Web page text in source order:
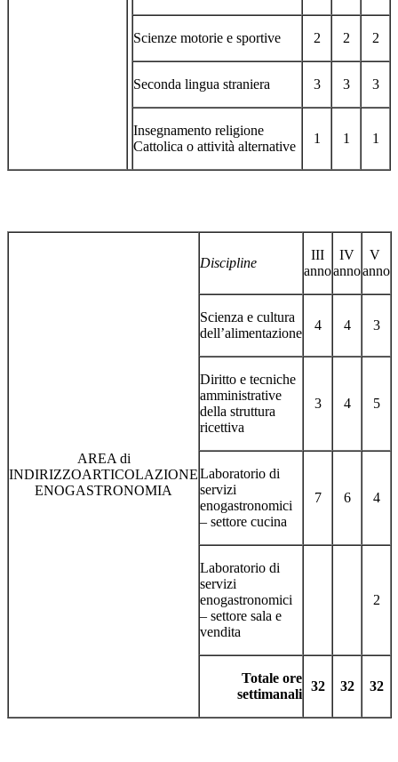
Scienze motorie e sportive 2 2 2
Seconda lingua straniera 3 3 3
Insegnamento religione
Cattolica o attività alternative
1 1 1
AREA di
INDIRIZZOARTICOLAZIONE
ENOGASTRONOMIA
Discipline
III
anno
IV
anno
V
anno
Scienza e cultura
dell’alimentazione
4 4 3
Diritto e tecniche
amministrative
della struttura
ricettiva
3 4 5
Laboratorio di
servizi
enogastronomici
– settore cucina
7 6 4
Laboratorio di
servizi
enogastronomici
– settore sala e
vendita
2
Totale ore
settimanali
32 32 32